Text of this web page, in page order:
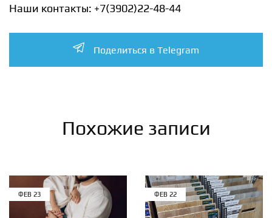
Наши контакты: +7(3902)22-48-44
Поделиться в Telegram
Похожие записи
ФЕВ 23 ФЕВ 22